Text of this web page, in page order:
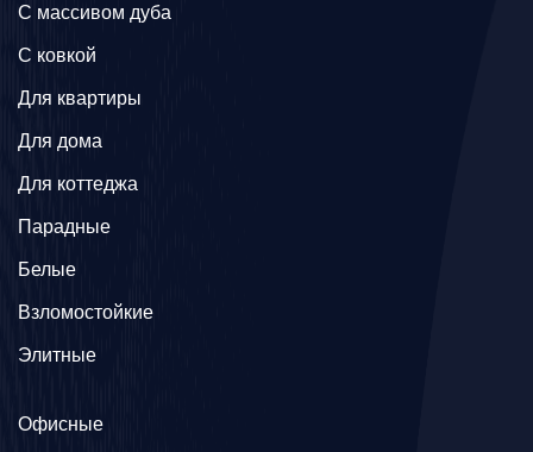
C массивом дуба
C ковкой
Для квартиры
Для дома
Для коттеджа
Парадные
Белые
Взломостойкие
Элитные
Офисные